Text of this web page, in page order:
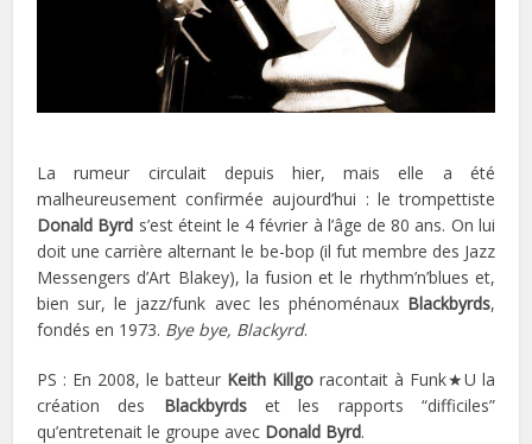
La rumeur circulait depuis hier, mais elle a été
malheureusement confirmée aujourd’hui : le trompettiste
Donald Byrd s’est éteint le 4 février à l’âge de 80 ans. On lui
doit une carrière alternant le be-bop (il fut membre des Jazz
Messengers d’Art Blakey), la fusion et le rhythm’n’blues et,
bien sur, le jazz/funk avec les phénoménaux Blackbyrds,
fondés en 1973. Bye bye, Blackyrd.
PS : En 2008, le batteur Keith Killgoracontait à Funk★U la
création des Blackbyrds et les rapports “difficiles”
qu’entretenait le groupe avec Donald Byrd.